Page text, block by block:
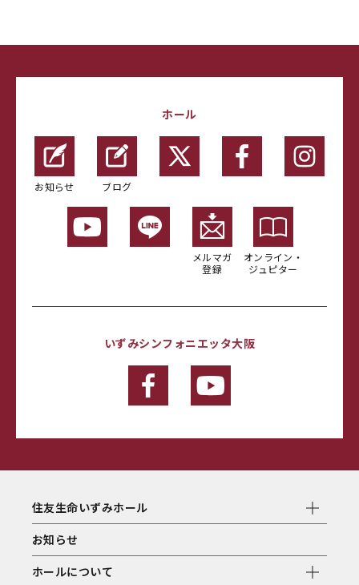
ホール
お知らせ ブログ
メルマガ
登録
オンライン・
ジュピター
いずみシンフォニエッタ大阪
住友生命いずみホール
お知らせ
ホールについて